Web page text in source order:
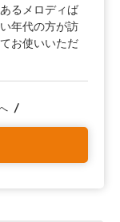
るメロディば
年代の方が訪
お使いいただ